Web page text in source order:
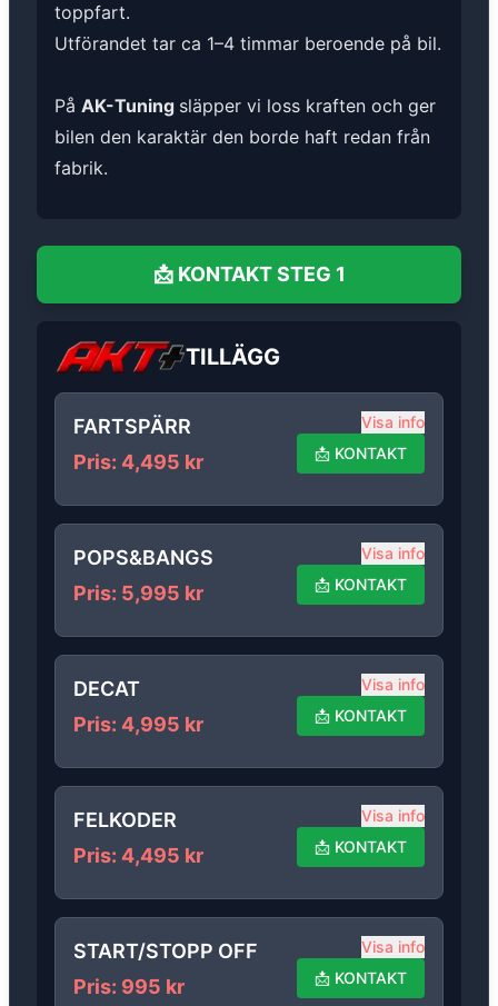
toppfart.
Utförandet tar ca 1–4 timmar beroende på bil.
På AK-Tuning släpper vi loss kraften och ger
bilen den karaktär den borde haft redan från
fabrik.
📩 KONTAKT STEG 1
TILLÄGG
FARTSPÄRR
Pris: 4,495 kr
Visa info
📩 KONTAKT
POPS&BANGS
Pris: 5,995 kr
Visa info
📩 KONTAKT
DECAT
Pris: 4,995 kr
Visa info
📩 KONTAKT
FELKODER
Pris: 4,495 kr
Visa info
📩 KONTAKT
START/STOPP OFF
Pris: 995 kr
Visa info
📩 KONTAKT